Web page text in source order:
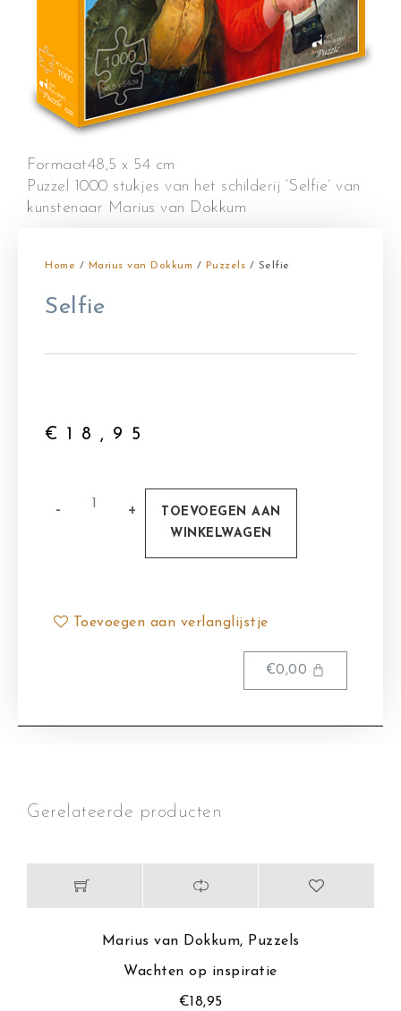
Formaat48,5 x 54 cm
Puzzel 1000 stukjes van het schilderij ‘Selfie’ van
kunstenaar Marius van Dokkum
Home / Marius van Dokkum / Puzzels / Selfie
Selfie
€ 18,95
TOEVOEGEN AAN
WINKELWAGEN
Toevoegen aan verlanglijstje
€0,00
Gerelateerde producten
Marius van Dokkum, Puzzels
Wachten op inspiratie
€18,95